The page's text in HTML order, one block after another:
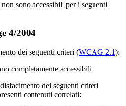
sono accessibili per i seguenti
4/2004
dei seguenti criteri (WCAG 2.1):
completamente accessibili.
dei seguenti criteri
contenuti correlati: